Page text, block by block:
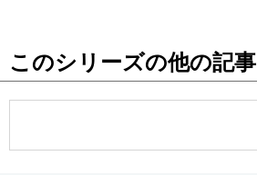
このシリーズの他の記事